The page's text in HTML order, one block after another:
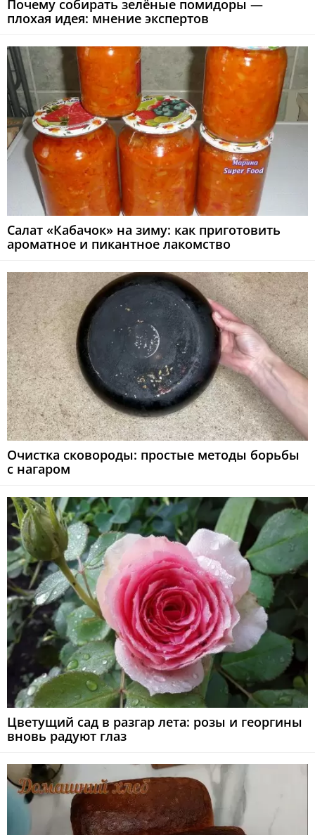
Почему собирать зелёные помидоры —
плохая идея: мнение экспертов
Салат «Кабачок» на зиму: как приготовить
ароматное и пикантное лакомство
Очистка сковороды: простые методы борьбы
с нагаром
Цветущий сад в разгар лета: розы и георгины
вновь радуют глаз